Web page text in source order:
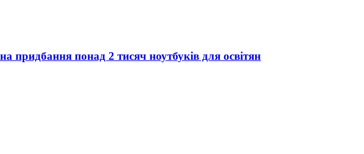
придбання понад 2 тисяч ноутбуків для освітян